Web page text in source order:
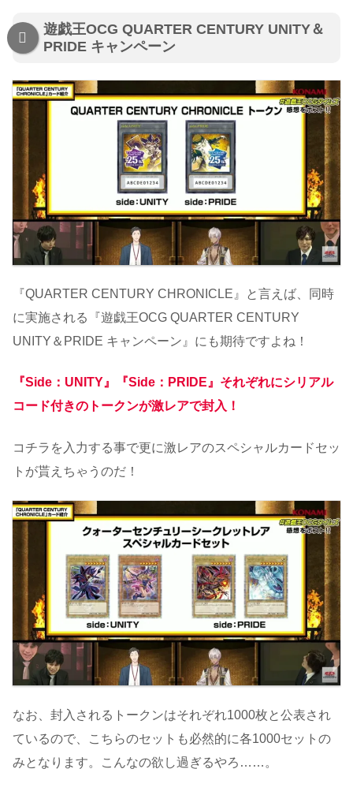
遊戯王OCG QUARTER CENTURY UNITY＆
PRIDE キャンペーン
『QUARTER CENTURY CHRONICLE』と言えば、同時
に実施される『遊戯王OCG QUARTER CENTURY
UNITY＆PRIDE キャンペーン』にも期待ですよね！
『Side：UNITY』『Side：PRIDE』それぞれにシリアル
コード付きのトークンが激レアで封入！
コチラを入力する事で更に激レアのスペシャルカードセッ
トが貰えちゃうのだ！
なお、封入されるトークンはそれぞれ1000枚と公表され
ているので、こちらのセットも必然的に各1000セットの
みとなります。こんなの欲し過ぎるやろ……。